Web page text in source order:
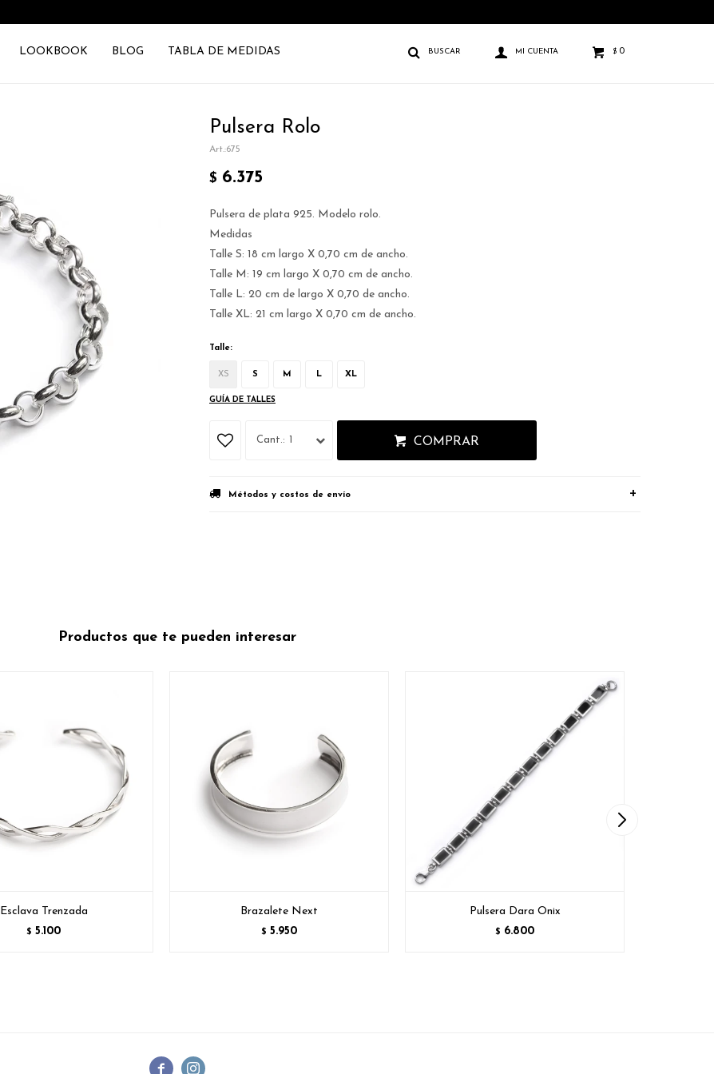
LOOKBOOK BLOG TABLA DE MEDIDAS $ 0
Pulsera Rolo
675
$ 6.375
Pulsera de plata 925. Modelo rolo.
Medidas
Talle S: 18 cm largo X 0,70 cm de ancho.
Talle M: 19 cm largo X 0,70 cm de ancho.
Talle L: 20 cm de largo X 0,70 de ancho.
Talle XL: 21 cm largo X 0,70 cm de ancho.
Talle:
XS S M L XL
GUÍA DE TALLES
1 COMPRAR
Métodos y costos de envío
Productos que te pueden interesar
Esclava Trenzada
$ 5.100
Brazalete Next
$ 5.950
Pulsera Dara Onix
$ 6.800
 